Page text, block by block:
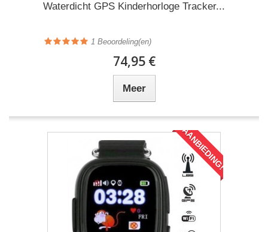
Waterdicht GPS Kinderhorloge Tracker...
1 Beoordeling(en)
74,95 €
Meer
AANBIEDING!